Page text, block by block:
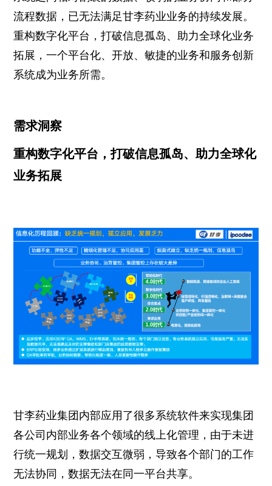
流程数据，已无法满足甘李药业业务的持续发展。
重构数字化平台，打破信息孤岛、助力全球化业务
拓展，一个平台化、开放、敏捷的业务和服务创新
系统成为业务所需。
需求洞察
重构数字化平台，打破信息孤岛、助力全球化
业务拓展
甘李药业集团内部应用了很多系统软件来实现集团
各公司内部业务各个领域的线上化管理，由于未进
行统一规划，数据交互微弱，导致各个部门的工作
无法协同，数据无法在同一平台共享。